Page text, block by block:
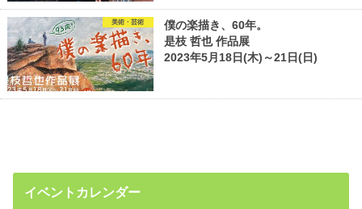
美術・芸術
僕の楽描き、60年。
是枝 哲也 作品展
2023年5月18日(木)～21日(日)
イベントカレンダー